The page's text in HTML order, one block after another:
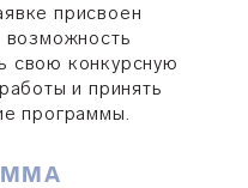
присвоен
возможность
свою конкурсную
и принять
программы.